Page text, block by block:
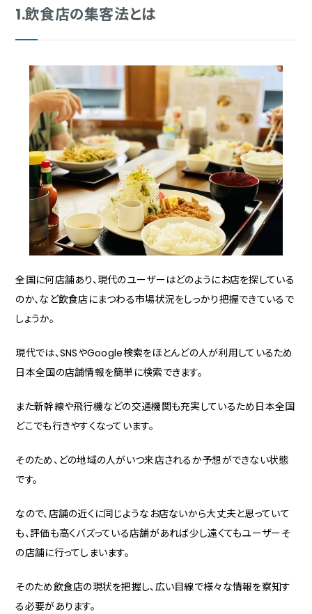
1.飲食店の集客法とは
全国に何店舗あり、現代のユーザーはどのようにお店を探している
のか、など飲食店にまつわる市場状況をしっかり把握できているで
しょうか。
現代では、SNSやGoogle検索をほとんどの人が利用しているため
日本全国の店舗情報を簡単に検索できます。
また新幹線や飛行機などの交通機関も充実しているため日本全国
どこでも行きやすくなっています。
そのため、どの地域の人がいつ来店されるか予想ができない状態
です。
なので、店舗の近くに同じようなお店ないから大丈夫と思っていて
も、評価も高くバズっている店舗があれば少し遠くてもユーザーそ
の店舗に行ってしまいます。
そのため飲食店の現状を把握し、広い目線で様々な情報を察知す
る必要があります。